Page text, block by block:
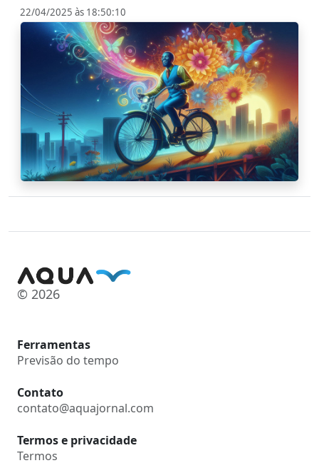
22/04/2025 às 18:50:10
© 2026
Ferramentas
Previsão do tempo
Contato
contato@aquajornal.com
Termos e privacidade
Termos